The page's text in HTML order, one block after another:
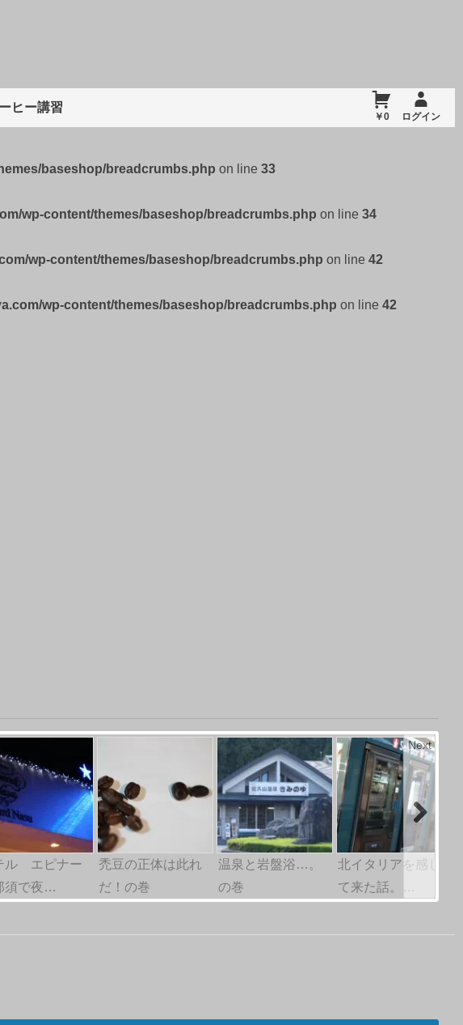
ヒー講習
￥0 ログイン
baseshop/breadcrumbs.php on line 33
wp-content/themes/baseshop/breadcrumbs.php on line 34
wp-content/themes/baseshop/breadcrumbs.php on line 42
wp-content/themes/baseshop/breadcrumbs.php on line 42
ル エピナー
須で夜…
禿豆の正体は此れ
だ！の巻
温泉と岩盤浴…。
の巻
北イタリアを感じ
て来た話。…
Next